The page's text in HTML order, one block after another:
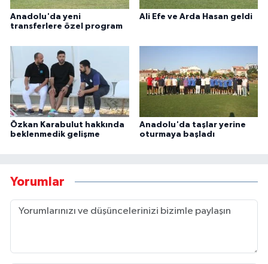
Anadolu'da yeni
transferlere özel program
Ali Efe ve Arda Hasan geldi
Özkan Karabulut hakkında
beklenmedik gelişme
Anadolu'da taşlar yerine
oturmaya başladı
Yorumlar